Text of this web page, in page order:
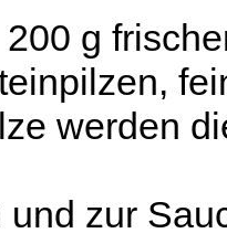
g
werden
zur